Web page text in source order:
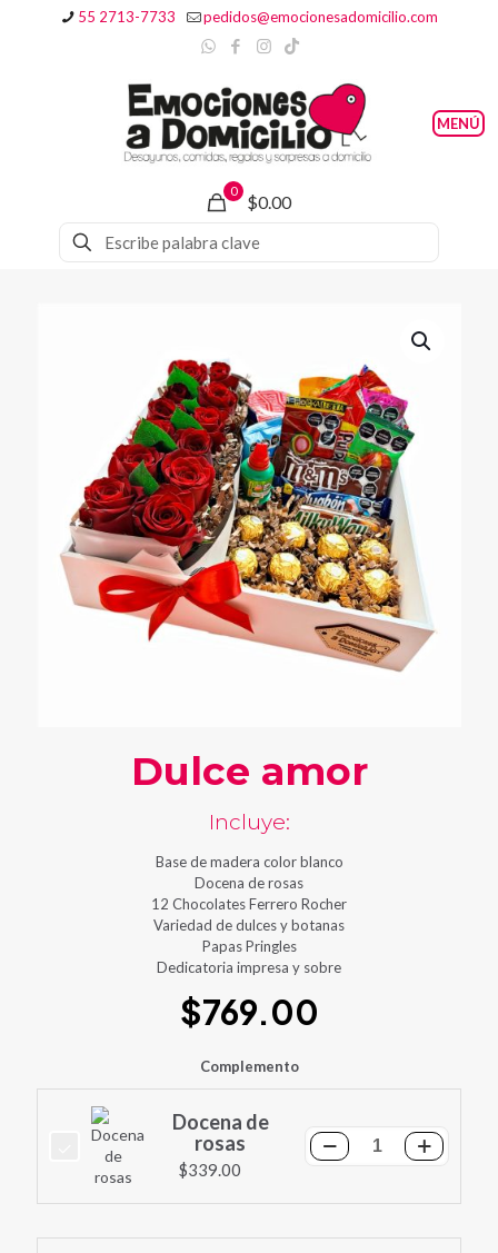
55 2713-7733 pedidos@emocionesadomicilio.com
0
$0.00
Dulce amor
Incluye:
Base de madera color blanco
Docena de rosas
12 Chocolates Ferrero Rocher
Variedad de dulces y botanas
Papas Pringles
Dedicatoria impresa y sobre
$769.00
Complemento
Docena de
rosas
$339.00
Docena